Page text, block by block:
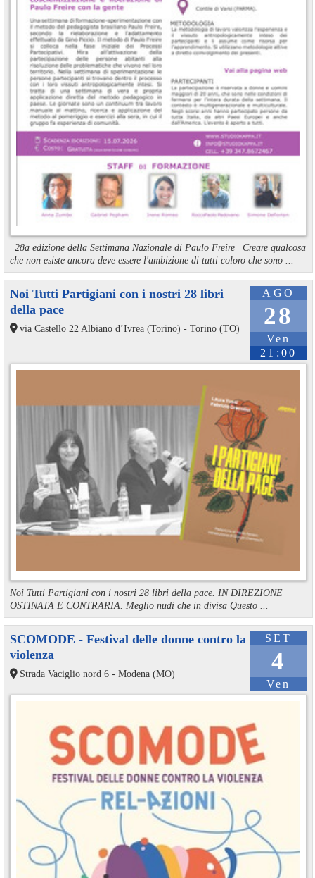
_28a edizione della Settimana Nazionale di Paulo Freire_ Creare qualcosa
che non esiste ancora deve essere l'ambizione di tutti coloro che sono ...
AGO
28
Ven
21:00
Noi Tutti Partigiani con i nostri 28 libri
della pace
via Castello 22 Albiano d’Ivrea (Torino) - Torino (TO)
Noi Tutti Partigiani con i nostri 28 libri della pace. IN DIREZIONE
OSTINATA E CONTRARIA. Meglio nudi che in divisa Questo ...
SET
4
Ven
SCOMODE - Festival delle donne contro la
violenza
Strada Vaciglio nord 6 - Modena (MO)